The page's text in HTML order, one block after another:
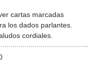
cartas marcadas
los dados parlantes.
cordiales.